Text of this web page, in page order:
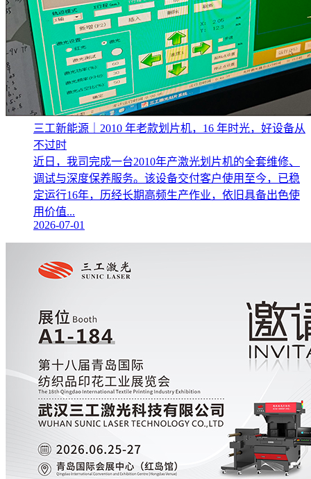
三工新能源｜2010 年老款划片机，16 年时光，好设备从
不过时
近日，我司完成一台2010年产激光划片机的全套维修、
调试与深度保养服务。该设备交付客户使用至今，已稳
定运行16年，历经长期高频生产作业，依旧具备出色使
用价值...
2026-07-01